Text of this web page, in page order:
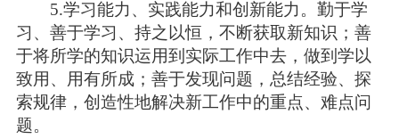
5.学习能力、实践能力和创新能力。勤于学
习、善于学习、持之以恒，不断获取新知识；善
于将所学的知识运用到实际工作中去，做到学以
致用、用有所成；善于发现问题，总结经验、探
索规律，创造性地解决新工作中的重点、难点问
题。